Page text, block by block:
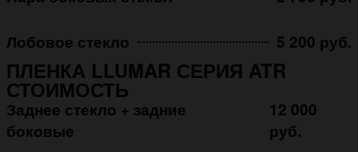
Лобовое стекло 5 200 руб.
ПЛЕНКА LLUMAR СЕРИЯ ATR
СТОИМОСТЬ
Заднее стекло + задние
боковые
12 000
руб.